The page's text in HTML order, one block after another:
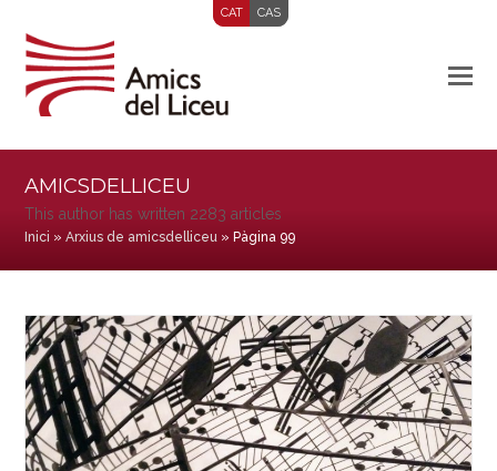
CAT CAS
AMICSDELLICEU
This author has written 2283 articles
Inici »Arxius de amicsdelliceu » Pàgina 99